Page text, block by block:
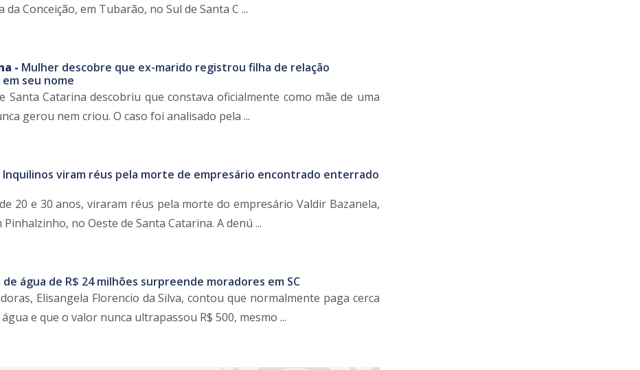
da Conceição, em Tubarão, no Sul de Santa C ...
- Mulher descobre que ex-marido registrou filha de relação
seu nome
Santa Catarina descobriu que constava oficialmente como mãe de uma
gerou nem criou. O caso foi analisado pela ...
Inquilinos viram réus pela morte de empresário encontrado enterrado
20 e 30 anos, viraram réus pela morte do empresário Valdir Bazanela,
Pinhalzinho, no Oeste de Santa Catarina. A denú ...
de água de R$ 24 milhões surpreende moradores em SC
Elisangela Florencio da Silva, contou que normalmente paga cerca
e que o valor nunca ultrapassou R$ 500, mesmo ...